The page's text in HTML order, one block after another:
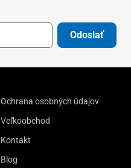
Odoslať
Ochrana osobných údajov
Veľkoobchod
Kontakt
Blog